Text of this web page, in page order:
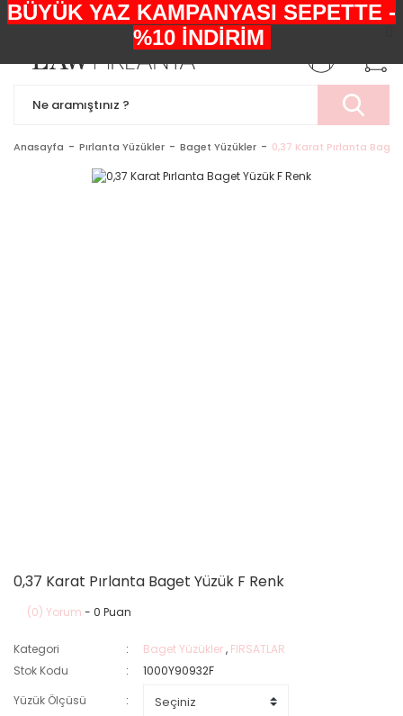
+90552 303 05 29
Anasayfa Pırlanta Yüzükler Baget Yüzükler 0,37 Karat Pırlanta Baget
0,37 Karat Pırlanta Baget Yüzük F Renk
(0) Yorum - 0 Puan
Kategori Baget Yüzükler, FIRSATLAR
Stok Kodu
1000Y90932F
Yüzük Ölçüsü
BÜYÜK YAZ KAMPANYASI SEPETTE -
%10 İNDİRİM